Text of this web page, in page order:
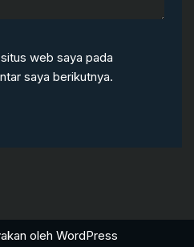
web saya pada
saya berikutnya.
oleh WordPress